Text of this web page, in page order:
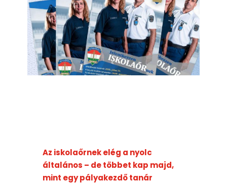
Az iskolaőrnek elég a nyolc
általános – de többet kap majd,
mint egy pályakezdő tanár